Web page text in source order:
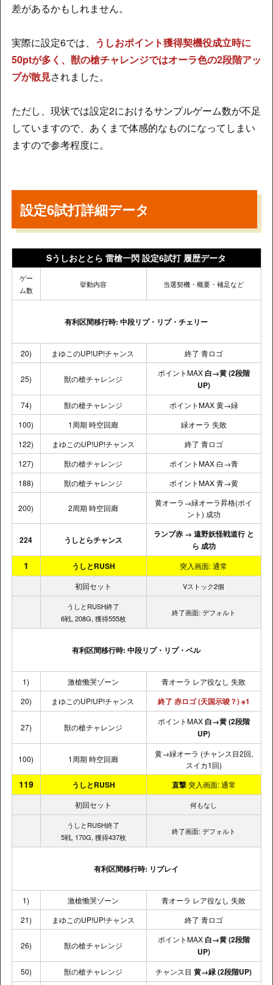
差があるかもしれません。
実際に設定6では、 うしおポイント獲得契機役成立時に
50ptが多く、獣の槍チャレンジではオーラ色の2段階アッ
プが散見されました。
ただし、現状では設定2におけるサンプルゲーム数が不足
していますので、あくまで体感的なものになってしまい
ますので参考程度に。
設定6試打詳細データ
Sうしおととら 雷槍一閃 設定6試打 履歴データ
ゲー
ム数
挙動内容 当選契機・概要・補足など
有利区間移行時: 中段リプ・リプ・チェリー
20) まゆこのUP!UP!チャンス 終了 青ロゴ
25) 獣の槍チャレンジ
ポイントMAX 白→黄 (2段階
UP)
74) 獣の槍チャレンジ
ポイントMAX 黄→緑
100)
1周期 時空回廊
緑オーラ 失敗
122)
まゆこのUP!UP!チャンス
終了 青ロゴ
127)
獣の槍チャレンジ
ポイントMAX 白→青
188)
獣の槍チャレンジ ポイントMAX 青→黄
200) 2周期 時空回廊
黄オーラ→緑オーラ昇格(ポイ
ント) 成功
224 うしとらチャンス
ランプ赤 → 遠野妖怪戦道行 と
ら 成功
1 うしとRUSH
突入画面: 通常
初回セット
Vストック2個
うしとRUSH終了
6戦, 208G, 獲得555枚
終了画面: デフォルト
有利区間移行時: 中段リプ・リプ・ベル
1) 激槍慟哭ゾーン
青オーラ レア役なし 失敗
20)
まゆこのUP!UP!チャンス 終了 赤ロゴ (天国示唆？) ※1
27) 獣の槍チャレンジ
ポイントMAX 白→黄(2段階
UP)
100) 1周期 時空回廊
黄→緑オーラ (チャンス目2回,
スイカ1回)
119 うしとRUSH 直撃 突入画面: 通常
初回セット
何もなし
うしとRUSH終了
5戦, 170G, 獲得437枚
終了画面: デフォルト
有利区間移行時: リプレイ
1) 激槍慟哭ゾーン
青オーラ レア役なし 失敗
21)
まゆこのUP!UP!チャンス 終了 青ロゴ
26) 獣の槍チャレンジ
ポイントMAX 白→黄(2段階
UP)
50) 獣の槍チャレンジ チャンス目黄→緑 (2段階UP)